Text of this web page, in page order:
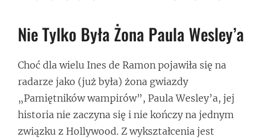
Nie Tylko Była Żona Paula Wesley’a
Choć dla wielu Ines de Ramon pojawiła się na
radarze jako (już była) żona gwiazdy
„Pamiętników wampirów”, Paula Wesley’a, jej
historia nie zaczyna się i nie kończy na jednym
związku z Hollywood. Z wykształcenia jest